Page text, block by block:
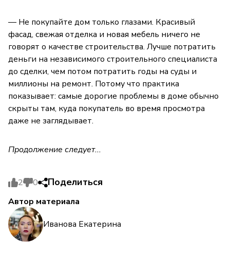
— Не покупайте дом только глазами. Красивый
фасад, свежая отделка и новая мебель ничего не
говорят о качестве строительства. Лучше потратить
деньги на независимого строительного специалиста
до сделки, чем потом потратить годы на суды и
миллионы на ремонт. Потому что практика
показывает: самые дорогие проблемы в доме обычно
скрыты там, куда покупатель во время просмотра
даже не заглядывает.
Продолжение следует...
2 0 Поделиться
Автор материала
Иванова Екатерина